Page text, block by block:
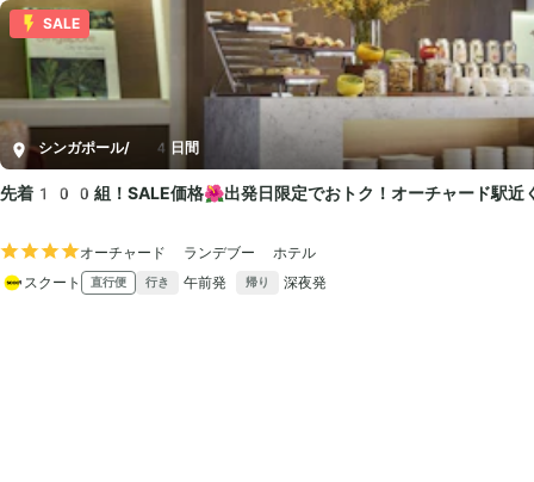
SALE
シンガポール/ 4日間
先着100組！SALE価格🌺出発日限定でおトク！オーチャード駅近
オーチャード ランデブー ホテル
スクート
直行便 行き 午前発 帰り 深夜発